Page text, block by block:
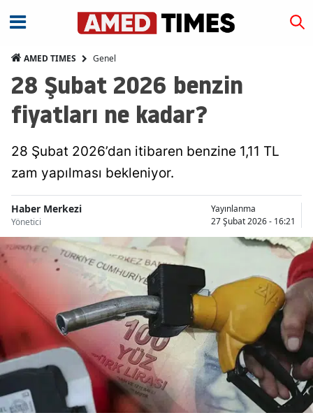
AMED TIMES Genel
28 Şubat 2026 benzin
fiyatları ne kadar?
28 Şubat 2026’dan itibaren benzine 1,11 TL
zam yapılması bekleniyor.
Haber Merkezi
Yönetici
Yayınlanma
27 Şubat 2026 - 16:21